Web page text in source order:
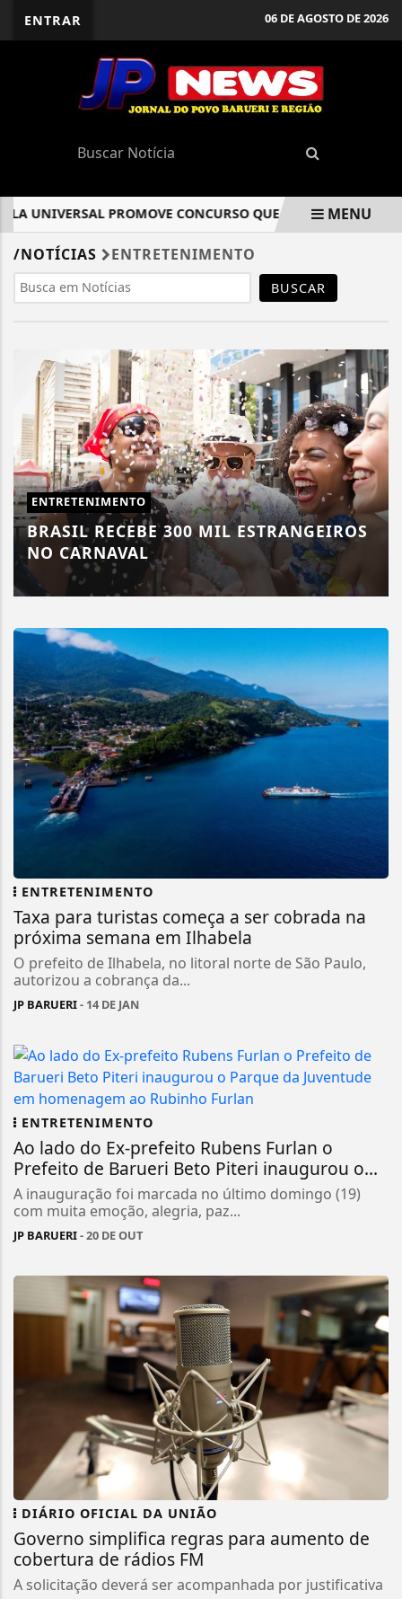
ENTRAR 06 DE AGOSTO DE 2026
UNIVERSAL PROMOVE CONCURSO QUE UNE RECICLAGEM
EM ALTA
MENU
/NOTÍCIAS ENTRETENIMENTO
BUSCAR
ENTRETENIMENTO
BRASIL RECEBE 300 MIL ESTRANGEIROS
NO CARNAVAL
ENTRETENIMENTO
Taxa para turistas começa a ser cobrada na
próxima semana em Ilhabela
O prefeito de Ilhabela, no litoral norte de São Paulo,
autorizou a cobrança da...
JP BARUERI- 14 DE JAN
ENTRETENIMENTO
Ao lado do Ex-prefeito Rubens Furlan o
Prefeito de Barueri Beto Piteri inaugurou o...
A inauguração foi marcada no último domingo (19)
com muita emoção, alegria, paz...
JP BARUERI- 20 DE OUT
DIÁRIO OFICIAL DA UNIÃO
Governo simplifica regras para aumento de
cobertura de rádios FM
A solicitação deverá ser acompanhada por justificativa